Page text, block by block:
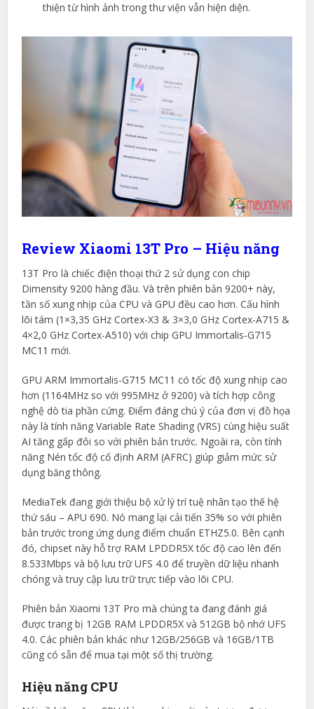
thiện từ hình ảnh trong thư viện vẫn hiện diện.
Review Xiaomi 13T Pro – Hiệu năng
13T Pro là chiếc điện thoại thứ 2 sử dụng con chip
Dimensity 9200 hàng đầu. Và trên phiên bản 9200+ này,
tần số xung nhịp của CPU và GPU đều cao hơn. Cấu hình
lõi tám (1×3,35 GHz Cortex-X3 & 3×3,0 GHz Cortex-A715 &
4×2,0 GHz Cortex-A510) với chip GPU Immortalis-G715
MC11 mới.
GPU ARM Immortalis-G715 MC11 có tốc độ xung nhịp cao
hơn (1164MHz so với 995MHz ở 9200) và tích hợp công
nghệ dò tia phần cứng. Điểm đáng chú ý của đơn vị đồ họa
này là tính năng Variable Rate Shading (VRS) cùng hiệu suất
AI tăng gấp đôi so với phiên bản trước. Ngoài ra, còn tính
năng Nén tốc độ cố định ARM (AFRC) giúp giảm mức sử
dụng băng thông.
MediaTek đang giới thiệu bộ xử lý trí tuệ nhân tạo thế hệ
thứ sáu – APU 690. Nó mang lại cải tiến 35% so với phiên
bản trước trong ứng dụng điểm chuẩn ETHZ5.0. Bên cạnh
đó, chipset này hỗ trợ RAM LPDDR5X tốc độ cao lên đến
8.533Mbps và bộ lưu trữ UFS 4.0 để truyền dữ liệu nhanh
chóng và truy cập lưu trữ trực tiếp vào lõi CPU.
Phiên bản Xiaomi 13T Pro mà chúng ta đang đánh giá
được trang bị 12GB RAM LPDDR5X và 512GB bộ nhớ UFS
4.0. Các phiên bản khác như 12GB/256GB và 16GB/1TB
cũng có sẵn để mua tại một số thị trường.
Hiệu năng CPU